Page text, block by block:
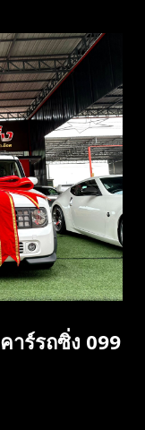
าร์รถซิ่ง 099